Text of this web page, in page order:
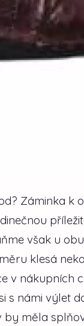
Záminka k
však u
klesá
v nákupních
s námi výlet
by měla